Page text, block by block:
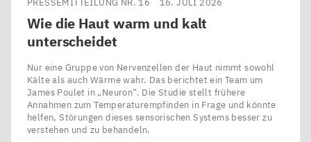
PRESSEMITTEILUNG NR. 16 16. JULI 2026
Wie die Haut warm und kalt
unterscheidet
Nur eine Gruppe von Nervenzellen der Haut nimmt sowohl
Kälte als auch Wärme wahr. Das berichtet ein Team um
James Poulet in ​„Neuron“. Die Studie stellt frühere
Annahmen zum Temperaturempfinden in Frage und könnte
helfen, Störungen dieses sensorischen Systems besser zu
verstehen und zu behandeln.